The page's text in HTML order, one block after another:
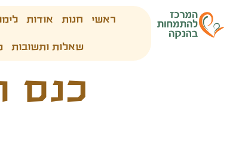
ראשי חנות אודות
שאלות ותשובות
כנס